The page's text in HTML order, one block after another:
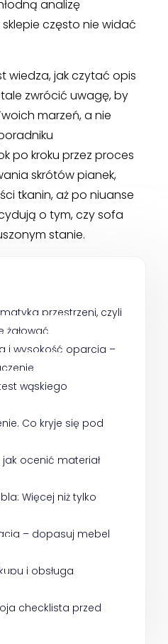
analizę
często nie widać
wiedza, jak czytać opis
zwrócić uwagę, by
marzeń, a nie
po kroku przez proces
skrótów pianek,
tkanin, aż po niuanse
o tym, czy sofa
stanie.
przestrzeni, czyli
żałować
i wysokość oparcia –
wąskiego
Co kryje się pod
ocenić materiał
Więcej niż tylko
– dopasuj mebel
i obsługa
checklista przed